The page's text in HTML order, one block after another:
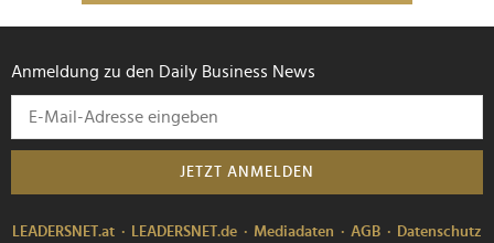
Anmeldung zu den Daily Business News
JETZT ANMELDEN
LEADERSNET.at LEADERSNET.de Mediadaten AGB
Datenschutz